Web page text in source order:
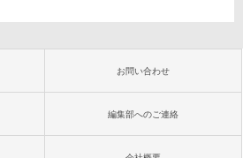
お問い合わせ
編集部へのご連絡